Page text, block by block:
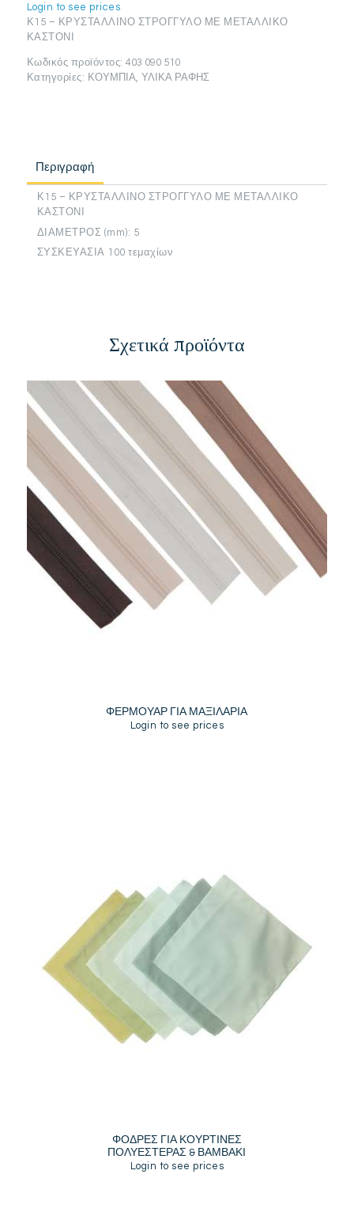
Login to see prices
Κ15 – ΚΡΥΣΤΑΛΛΙΝΟ ΣΤΡΟΓΓΥΛΟ ΜΕ ΜΕΤΑΛΛΙΚΟ
ΚΑΣΤΟΝΙ
Κωδικός προϊόντος:403 090 510
Κατηγορίες: ΚΟΥΜΠΙΑ ΥΛΙΚΑ ΡΑΦΗΣ
Περιγραφή
Κ15 – ΚΡΥΣΤΑΛΛΙΝΟ ΣΤΡΟΓΓΥΛΟ ΜΕ ΜΕΤΑΛΛΙΚΟ
ΚΑΣΤΟΝΙ
ΔΙΑΜΕΤΡΟΣ (mm): 5
ΣΥΣΚΕΥΑΣΙΑ 100 τεμαχίων
Σχετικά προϊόντα
ΦΕΡΜΟΥΑΡ ΓΙΑ ΜΑΞΙΛΑΡΙΑ
Login to see prices
ΦΟΔΡΕΣ ΓΙΑ ΚΟΥΡΤΙΝΕΣ
ΠΟΛΥΕΣΤΕΡΑΣ & ΒΑΜΒΑΚΙ
Login to see prices